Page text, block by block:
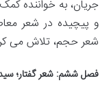
جریان، به خواننده
و پیچیده در شعر
شعر حجم، تلاش می کرد
فصل ششم: شعر گفتار؛